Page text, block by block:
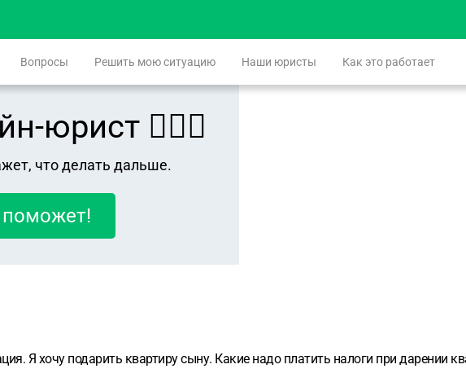
Вопросы Решить мою ситуацию Наши юристы Как это работает
юрист 👨🏻‍⚖️
что делать дальше.
поможет!
Я хочу подарить квартиру сыну. Какие надо платить налоги при дарении